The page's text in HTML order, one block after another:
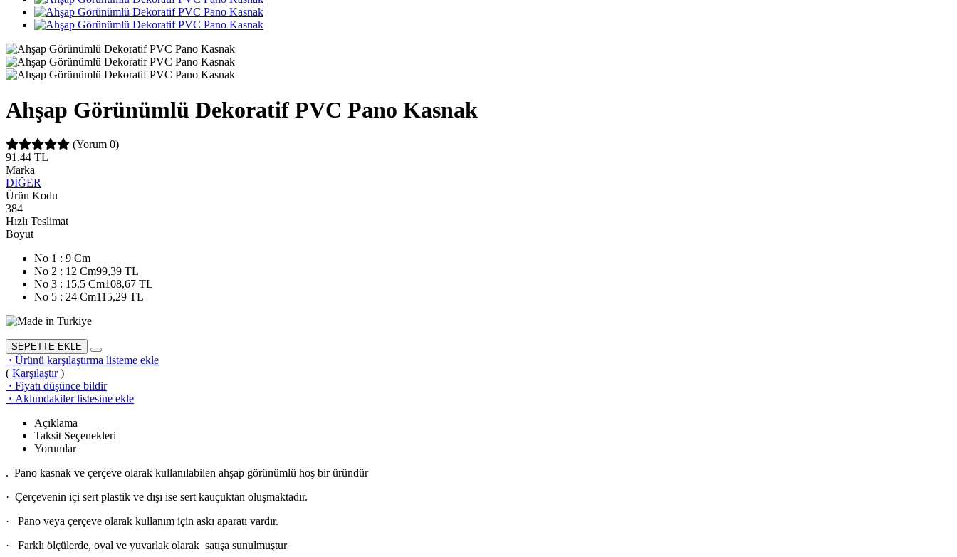
Ahşap Görünümlü Dekoratif PVC Pano Kasnak
(Yorum 0)
91.44 TL
Marka
DİĞER
Ürün Kodu
384
Hızlı Teslimat
Boyut
No 1 : 9 Cm
No 2 : 12 Cm99,39 TL
No 3 : 15.5 Cm108,67 TL
No 5 : 24 Cm115,29 TL
SEPETTE EKLE
· Ürünü karşılaştırma listeme ekle
( Karşılaştır)
· Fiyatı düşünce bildir
· Aklımdakiler listesine ekle
Açıklama
Taksit Seçenekleri
Yorumlar
. Pano kasnak ve çerçeve olarak kullanılabilen ahşap görünümlü hoş bir üründür
· Çerçevenin içi sert plastik ve dışı ise sert kauçuktan oluşmaktadır.
· Pano veya çerçeve olarak kullanım için askı aparatı vardır.
· Farklı ölçülerde, oval ve yuvarlak olarak satışa sunulmuştur